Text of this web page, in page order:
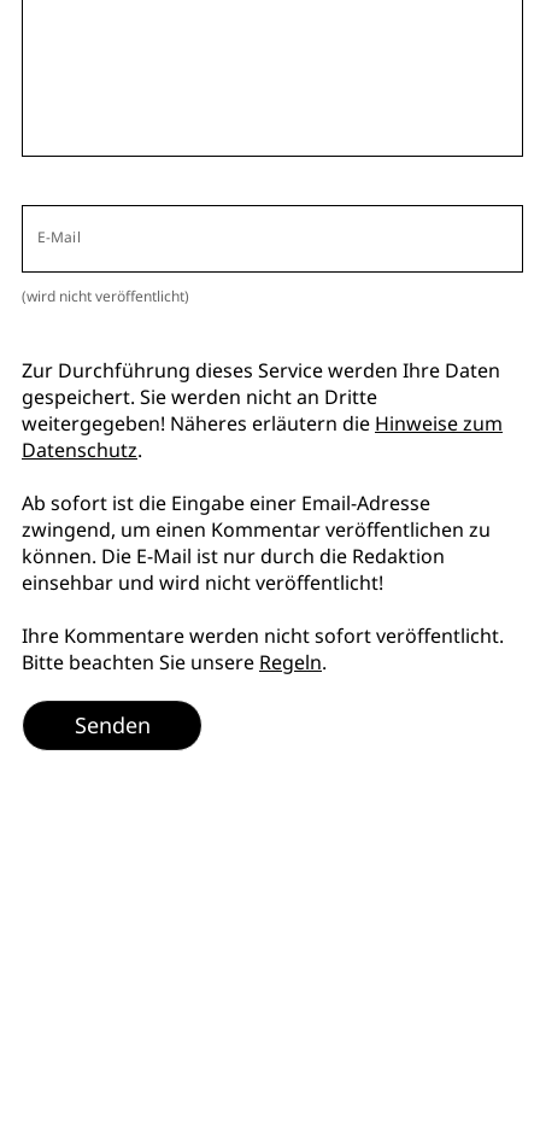
E-Mail
(wird nicht veröffentlicht)
Zur Durchführung dieses Service werden Ihre Daten
gespeichert. Sie werden nicht an Dritte
weitergegeben! Näheres erläutern die Hinweise zum
Datenschutz.
Ab sofort ist die Eingabe einer Email-Adresse
zwingend, um einen Kommentar veröffentlichen zu
können. Die E-Mail ist nur durch die Redaktion
einsehbar und wird nicht veröffentlicht!
Ihre Kommentare werden nicht sofort veröffentlicht.
Bitte beachten Sie unsere Regeln.
Senden